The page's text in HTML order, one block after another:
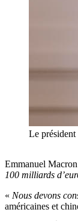
Le
Emmanuel
100 milliards
« Nous devons
américaines et